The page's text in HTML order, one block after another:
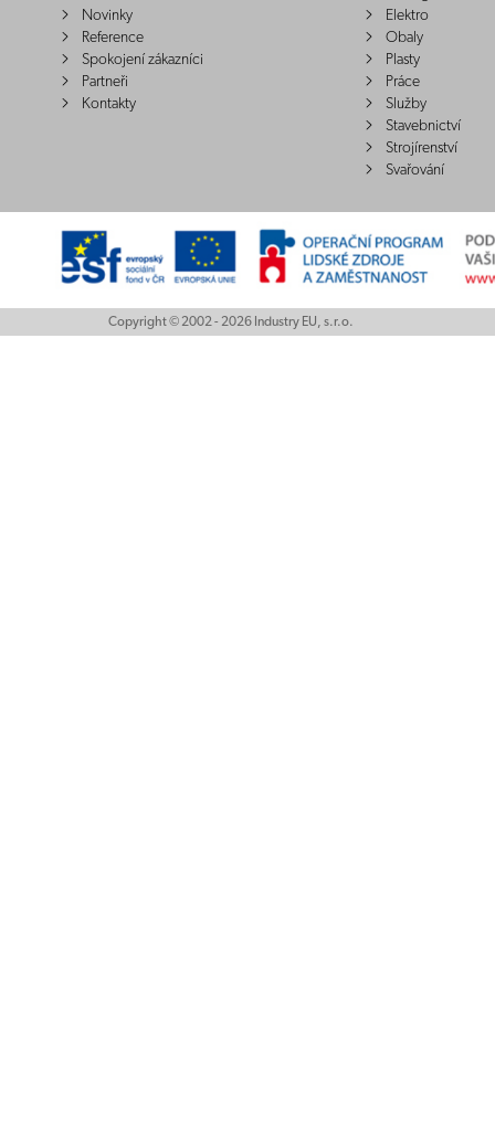
Novinky
Reference
Spokojení zákazníci
Partneři
Kontakty
Elektro
Obaly
Plasty
Práce
Služby
Stavebnictví
Strojírenství
Svařování
Copyright © 2002 - 2026 Industry EU, s.r.o.